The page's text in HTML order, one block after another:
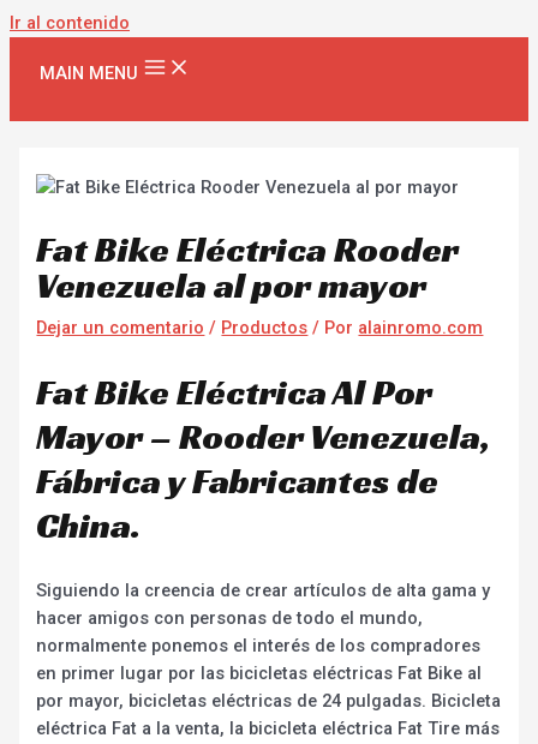
Ir al contenido
MAIN MENU
Fat Bike Eléctrica Rooder
Venezuela al por mayor
Dejar un comentario / Productos / Por alainromo.com
Fat Bike Eléctrica Al Por
Mayor – Rooder Venezuela,
Fábrica y Fabricantes de
China.
Siguiendo la creencia de crear artículos de alta gama y
hacer amigos con personas de todo el mundo,
normalmente ponemos el interés de los compradores
en primer lugar por las bicicletas eléctricas Fat Bike al
por mayor, bicicletas eléctricas de 24 pulgadas. Bicicleta
eléctrica Fat a la venta, la bicicleta eléctrica Fat Tire más